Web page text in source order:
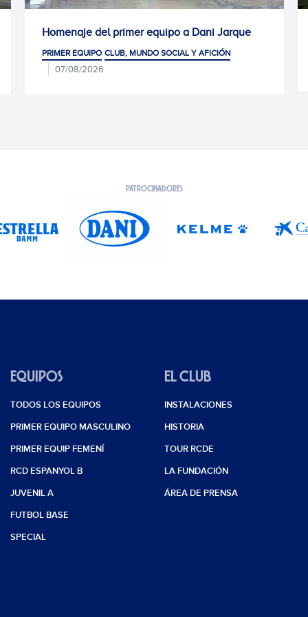
equipo a Dani Jarque
SOCIAL Y AFICIÓN
Convocatoria para el
PATROCINADORES
EQUIPOS
TODOS LOS EQUIPOS
PRIMER EQUIPO MASCULINO
PRIMER EQUIP FEMENÍ
RCD ESPANYOL B
JUVENIL A
FUTBOL BASE
SPECIAL
EL CLUB
INSTALACIONES
HISTORIA
TOUR RCDE
LA FUNDACIÓN
ÁREA DE PRENSA